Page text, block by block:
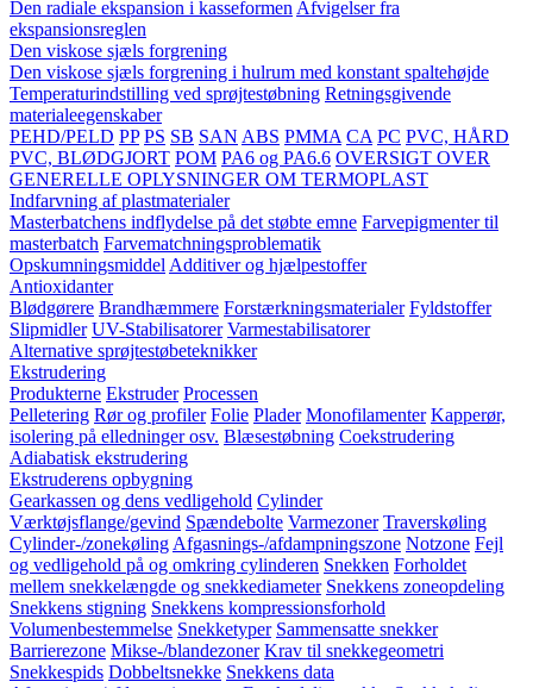
Den radiale ekspansion i kasseformen Afvigelser fra
ekspansionsreglen
Den viskose sjæls forgrening
Den viskose sjæls forgrening i hulrum med konstant spaltehøjde
Temperaturindstilling ved sprøjtestøbning Retningsgivende
materialeegenskaber
PEHD/PELD PP PS SB SAN ABS PMMA CA PC PVC, HÅRD
PVC, BLØDGJORT POM PA6 og PA6.6 OVERSIGT OVER
GENERELLE OPLYSNINGER OM TERMOPLAST
Indfarvning af plastmaterialer
Masterbatchens indflydelse på det støbte emne Farvepigmenter til
masterbatch Farvematchningsproblematik
Opskumningsmiddel Additiver og hjælpestoffer
Antioxidanter
Blødgørere Brandhæmmere Forstærkningsmaterialer Fyldstoffer
Slipmidler UV-Stabilisatorer Varmestabilisatorer
Alternative sprøjtestøbeteknikker
Ekstrudering
Produkterne Ekstruder Processen
Pelletering Rør og profiler Folie Plader Monofilamenter Kapperør,
isolering på elledninger osv. Blæsestøbning Coekstrudering
Adiabatisk ekstrudering
Ekstruderens opbygning
Gearkassen og dens vedligehold Cylinder
Værktøjsflange/gevind Spændebolte Varmezoner Traverskøling
Cylinder-/zonekøling Afgasnings-/afdampningszone Notzone Fejl
og vedligehold på og omkring cylinderen Snekken Forholdet
mellem snekkelængde og snekkediameter Snekkens zoneopdeling
Snekkens stigning Snekkens kompressionsforhold
Volumenbestemmelse Snekketyper Sammensatte snekker
Barrierezone Mikse-/blandezoner Krav til snekkegeometri
Snekkespids Dobbeltsnekke Snekkens data